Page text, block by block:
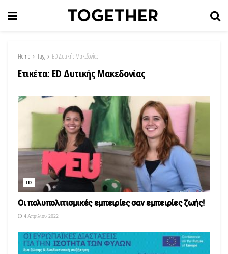
Home Tag ED Δυτικής Μακεδονίας
Ετικέτα: ED Δυτικής Μακεδονίας
ID
Οι πολυπολιτισμικές εμπειρίες σαν εμπειρίες ζωής!
4 Απριλίου 2022